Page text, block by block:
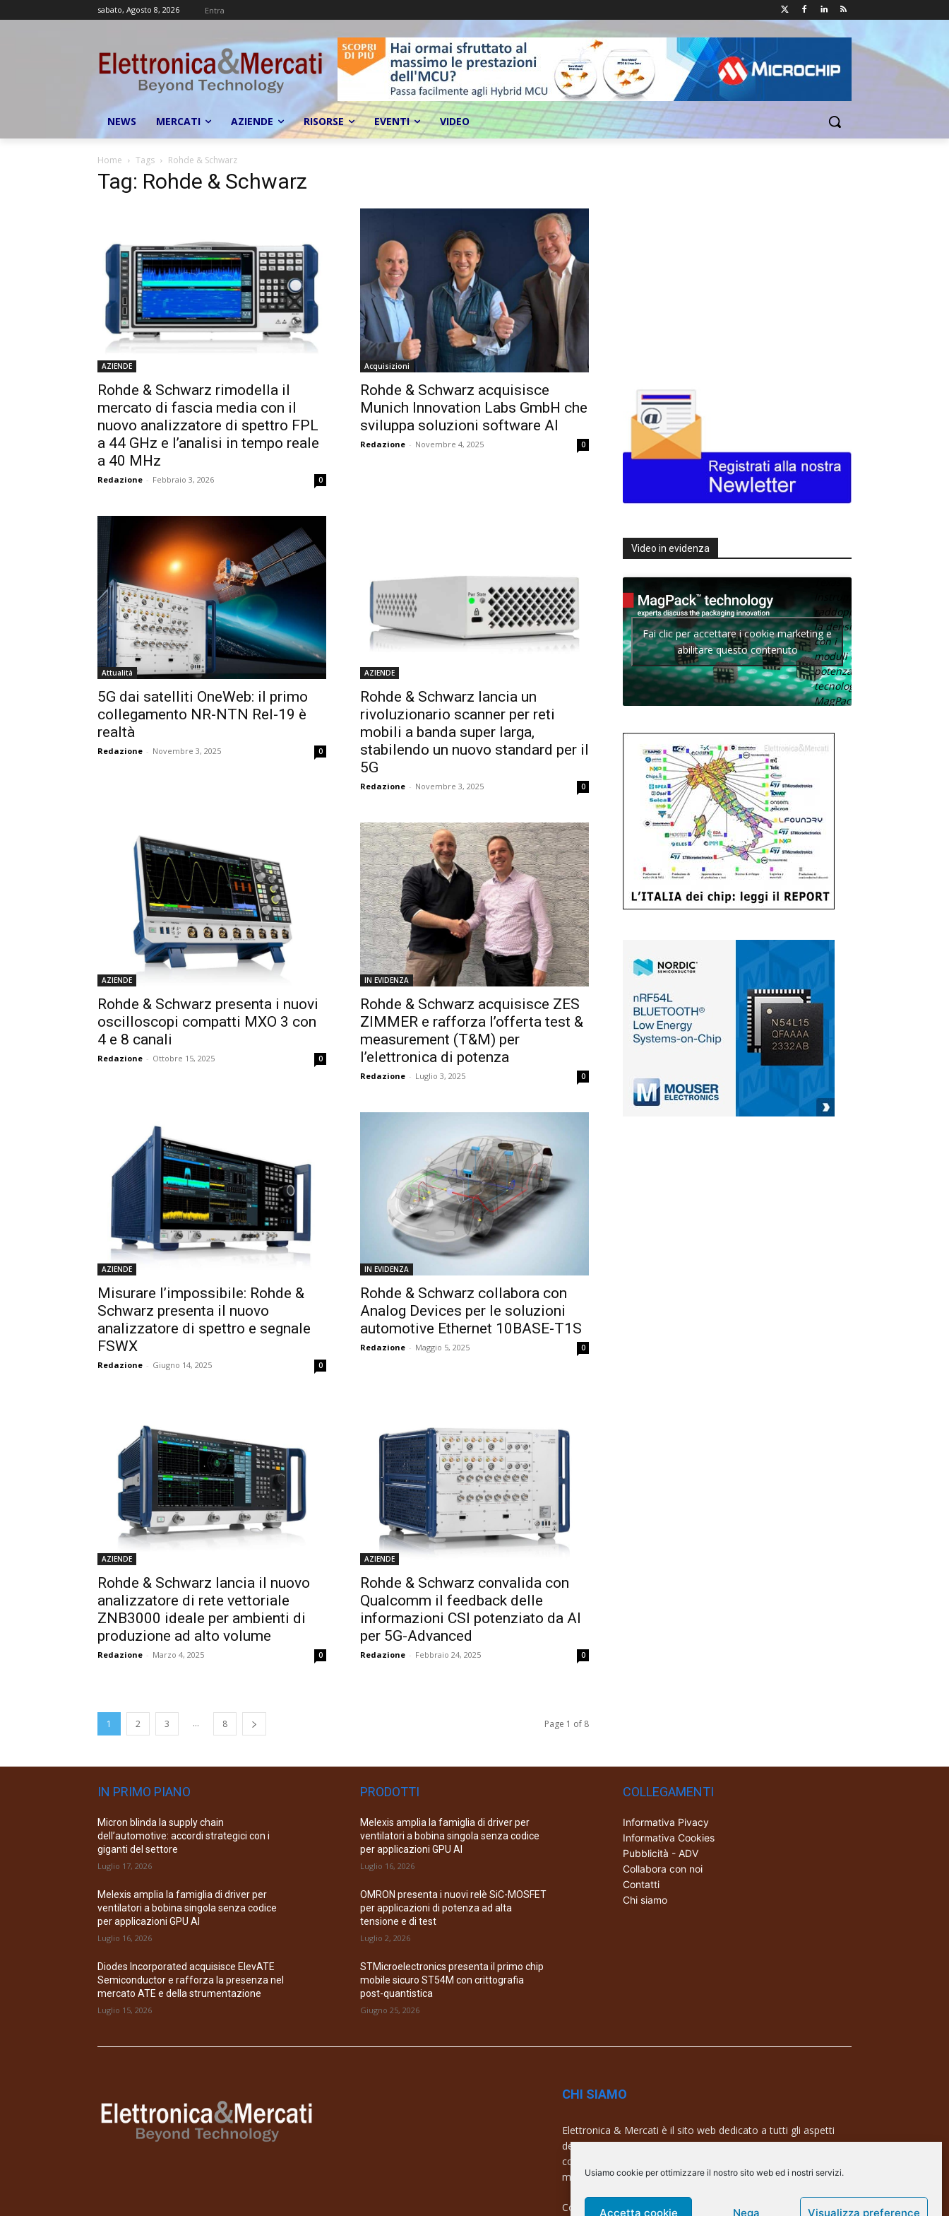
Usiamo cookie per ottimizzare il nostro sito web ed i nostri servizi.
Accetta cookie Nega Visualizza preference
sabato, Agosto 8, 2026 Entra
NEWS MERCATI AZIENDE RISORSE EVENTI VIDEO
Home Tags Rohde & Schwarz
Tag: Rohde & Schwarz
AZIENDE
Rohde & Schwarz rimodella il
mercato di fascia media con il
nuovo analizzatore di spettro FPL
a 44 GHz e l’analisi in tempo reale
a 40 MHz
Redazione - Febbraio 3, 2026 0
Acquisizioni
Rohde & Schwarz acquisisce
Munich Innovation Labs GmbH che
sviluppa soluzioni software AI
Redazione - Novembre 4, 2025 0
Attualità
5G dai satelliti OneWeb: il primo
collegamento NR-NTN Rel-19 è
realtà
Redazione - Novembre 3, 2025 0
AZIENDE
Rohde & Schwarz lancia un
rivoluzionario scanner per reti
mobili a banda super larga,
stabilendo un nuovo standard per il
5G
Redazione - Novembre 3, 2025 0
AZIENDE
Rohde & Schwarz presenta i nuovi
oscilloscopi compatti MXO 3 con
4 e 8 canali
Redazione - Ottobre 15, 2025 0
IN EVIDENZA
Rohde & Schwarz acquisisce ZES
ZIMMER e rafforza l’offerta test &
measurement (T&M) per
l’elettronica di potenza
Redazione - Luglio 3, 2025 0
AZIENDE
Misurare l’impossibile: Rohde &
Schwarz presenta il nuovo
analizzatore di spettro e segnale
FSWX
Redazione - Giugno 14, 2025 0
IN EVIDENZA
Rohde & Schwarz collabora con
Analog Devices per le soluzioni
automotive Ethernet 10BASE-T1S
Redazione - Maggio 5, 2025 0
AZIENDE
Rohde & Schwarz lancia il nuovo
analizzatore di rete vettoriale
ZNB3000 ideale per ambienti di
produzione ad alto volume
Redazione - Marzo 4, 2025 0
AZIENDE
Rohde & Schwarz convalida con
Qualcomm il feedback delle
informazioni CSI potenziato da AI
per 5G-Advanced
Redazione - Febbraio 24, 2025 0
1 2 3 ... 8 Page 1 of 8
Video in evidenza
Texas
raddoppia
la densità
con i
moduli di
potenza con
tecnologia
MagPack.
Fai clic per accettare i cookie marketing e
abilitare questo contenuto
IN PRIMO PIANO
Micron blinda la supply chain
dell’automotive: accordi strategici con i
giganti del settore
Luglio 17, 2026
Melexis amplia la famiglia di driver per
ventilatori a bobina singola senza codice
per applicazioni GPU AI
Luglio 16, 2026
Diodes Incorporated acquisisce ElevATE
Semiconductor e rafforza la presenza nel
mercato ATE e della strumentazione
Luglio 15, 2026
PRODOTTI
Melexis amplia la famiglia di driver per
ventilatori a bobina singola senza codice
per applicazioni GPU AI
Luglio 16, 2026
OMRON presenta i nuovi relè SiC-MOSFET
per applicazioni di potenza ad alta
tensione e di test
Luglio 2, 2026
STMicroelectronics presenta il primo chip
mobile sicuro ST54M con crittografia
post-quantistica
Giugno 25, 2026
COLLEGAMENTI
Informativa Pivacy
Informativa Cookies
Pubblicità - ADV
Collabora con noi
Contatti
Chi siamo
CHI SIAMO
Elettronica & Mercati è il sito web dedicato a tutti gli aspetti
dell’elettronica professionale e dell’industria dei semiconduttori,
con una copertura a 360° che coinvolge tecnologie, prodotti,
mercati e aziende.
Contatti:info@arscommunication.it